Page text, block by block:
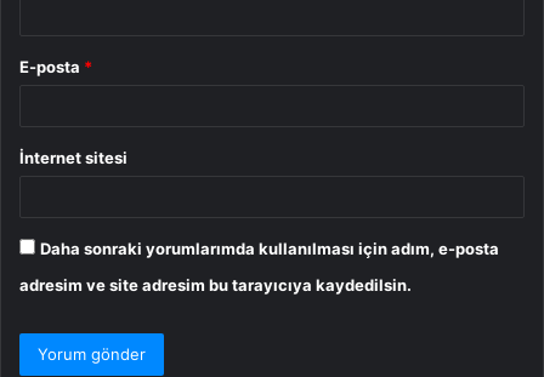
E-posta *
İnternet sitesi
Daha sonraki yorumlarımda kullanılması için adım, e-posta
adresim ve site adresim bu tarayıcıya kaydedilsin.